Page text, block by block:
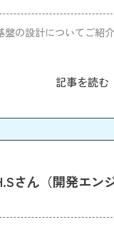
の設計についてご紹
記事を読む
さん（開発エン